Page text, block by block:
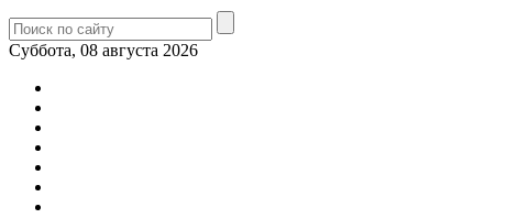
Суббота, 08 августа 2026